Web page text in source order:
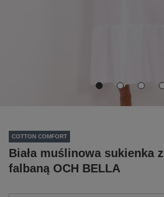
COTTON COMFORT
Biała muślinowa sukienka z
falbaną OCH BELLA